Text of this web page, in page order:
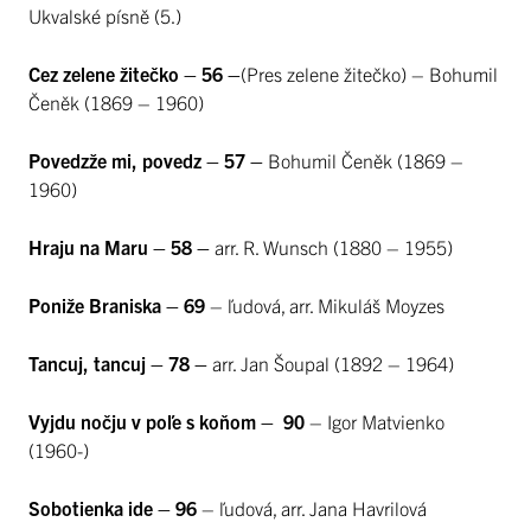
Ukvalské písně (5.)
Cez zelene žitečko – 56 –(Pres zelene žitečko) – Bohumil
Čeněk (1869 – 1960)
Povedzže mi, povedz – 57 – Bohumil Čeněk (1869 –
1960)
Hraju na Maru – 58 – arr. R. Wunsch (1880 – 1955)
Poniže Braniska – 69 – ľudová, arr. Mikuláš Moyzes
Tancuj, tancuj – 78 – arr. Jan Šoupal (1892 – 1964)
Vyjdu nočju v poľe s koňom – 90 – Igor Matvienko
(1960-)
Sobotienka ide – 96 – ľudová, arr. Jana Havrilová